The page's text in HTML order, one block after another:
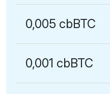
0,005 cbBTC
0,001 cbBTC